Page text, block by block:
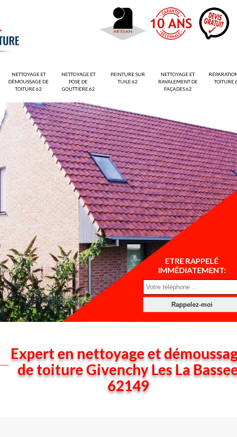
NETTOYAGE ET
DÉMOUSSAGE DE
TOITURE 62
NETTOYAGE ET
POSE DE
GOUTTIÈRE 62
PEINTURE SUR
TUILE 62
NETTOYAGE ET
RAVALEMENT DE
FAÇADES 62
TOITURE
ETRE RAPPELÉ
IMMÉDIATEMENT:
Expert en nettoyage et
de toiture Givenchy Les La
62149